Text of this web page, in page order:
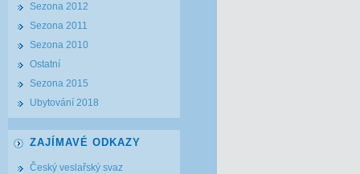
Sezona 2012
Sezona 2011
Sezona 2010
Ostatní
Sezona 2015
Ubytování 2018
ZAJÍMAVÉ ODKAZY
Český veslařský svaz